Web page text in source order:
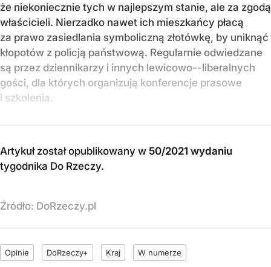
że niekoniecznie tych w najlepszym stanie, ale za zgodą
właścicieli. Nierzadko nawet ich mieszkańcy płacą
za prawo zasiedlania symboliczną złotówkę, by uniknąć
kłopotów z policją państwową. Regularnie odwiedzane
są przez dziennikarzy i innych lewicowo--liberalnych
gości, dla których organizują konferencje prasowe
i szkolenia.
Artykuł został opublikowany w 50/2021 wydaniu
tygodnika Do Rzeczy.
Źródło: DoRzeczy.pl
Opinie DoRzeczy+ Kraj W numerze